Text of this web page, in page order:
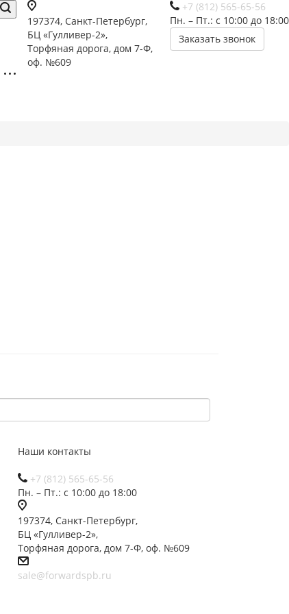
+7 (812) 565-65-56
Пн. – Пт.: с 10:00 до 18:00
Заказать звонок
197374, Санкт-Петербург,
БЦ «Гулливер-2»,
Торфяная дорога, дом 7-Ф,
оф. №609
Наши контакты
+7 (812) 565-65-56
Пн. – Пт.: с 10:00 до 18:00
197374, Санкт-Петербург,
БЦ «Гулливер-2»,
Торфяная дорога, дом 7-Ф, оф. №609
sale@forwardspb.ru